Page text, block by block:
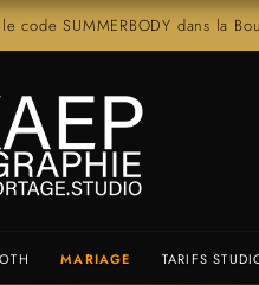
code SUMMERBODY dans la
MARIAGE TARIFS